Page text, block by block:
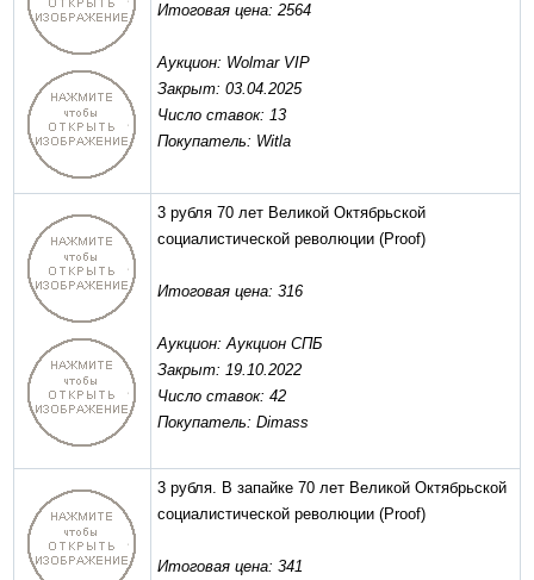
Итоговая цена: 2564
Аукцион: Wolmar VIP
Закрыт: 03.04.2025
Число ставок: 13
Покупатель: Witla
3 рубля 70 лет Великой Октябрьской
социалистической революции (Proof)
Итоговая цена: 316
Аукцион: Аукцион СПБ
Закрыт: 19.10.2022
Число ставок: 42
Покупатель: Dimass
3 рубля. В запайке 70 лет Великой Октябрьской
социалистической революции (Proof)
Итоговая цена: 341